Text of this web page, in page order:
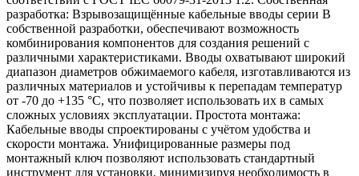
разработка: Взрывозащищённые кабельные вводы серии В
собственной разработки, обеспечивают возможность
комбинирования компонентов для создания решений с
различными характеристиками. Вводы охватывают широкий
диапазон диаметров обжимаемого кабеля, изготавливаются из
различных материалов и устойчивы к перепадам температур
от -70 до +135 °C, что позволяет использовать их в самых
сложных условиях эксплуатации. Простота монтажа:
Кабельные вводы спроектированы с учётом удобства и
скорости монтажа. Унифицированные размеры под
монтажный ключ позволяют использовать стандартный
инструмент для установки, минимизируя необходимость в